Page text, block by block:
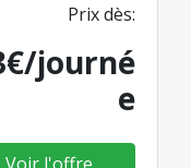
Prix dès:
journé
e